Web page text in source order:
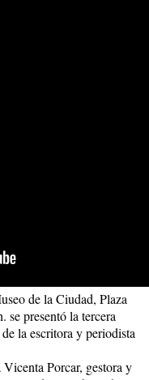
de la Ciudad, Plaza
se presentó la tercera
la escritora y periodista
Porcar, gestora y